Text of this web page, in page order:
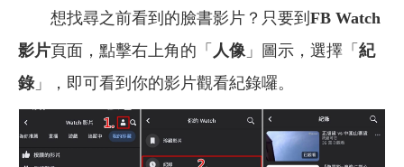
想找尋之前看到的臉書影片？只要到 FB Watch
影片頁面，點擊右上角的「 人像 」圖示，選擇「 紀
錄」，即可看到你的影片觀看紀錄囉。